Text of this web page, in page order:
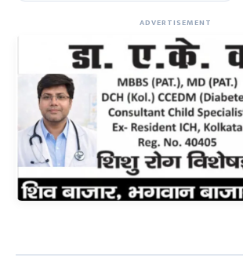
ADVERTISEMENT